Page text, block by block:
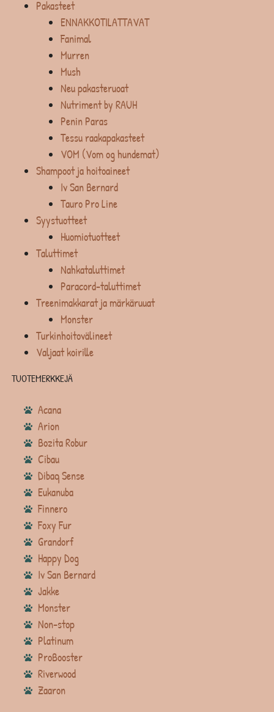
Pakasteet
ENNAKKOTILATTAVAT
Fanimal
Murren
Mush
Neu pakasteruoat
Nutriment by RAUH
Penin Paras
Tessu raakapakasteet
VOM (Vom og hundemat)
Shampoot ja hoitoaineet
Iv San Bernard
Tauro Pro Line
Syystuotteet
Huomiotuotteet
Taluttimet
Nahkataluttimet
Paracord-taluttimet
Treenimakkarat ja märkäruuat
Monster
Turkinhoitovälineet
Valjaat koirille
TUOTEMERKKEJÄ
Acana
Arion
Bozita Robur
Cibau
Dibaq Sense
Eukanuba
Finnero
Foxy Fur
Grandorf
Happy Dog
Iv San Bernard
Jakke
Monster
Non-stop
Platinum
ProBooster
Riverwood
Zaaron